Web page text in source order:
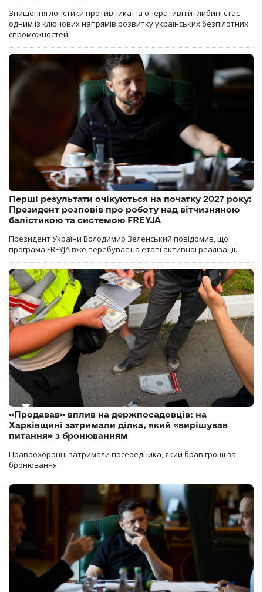
Знищення логістики противника на оперативній глибині стає
одним із ключових напрямів розвитку українських безпілотних
спроможностей.
Перші результати очікуються на початку 2027 року:
Президент розповів про роботу над вітчизняною
балістикою та системою FREYJA
Президент України Володимир Зеленський повідомив, що
програма FREYJA вже перебуває на етапі активної реалізації.
«Продавав» вплив на держпосадовців: на
Харківщині затримали ділка, який «вирішував
питання» з бронюванням
Правоохоронці затримали посередника, який брав гроші за
бронювання.